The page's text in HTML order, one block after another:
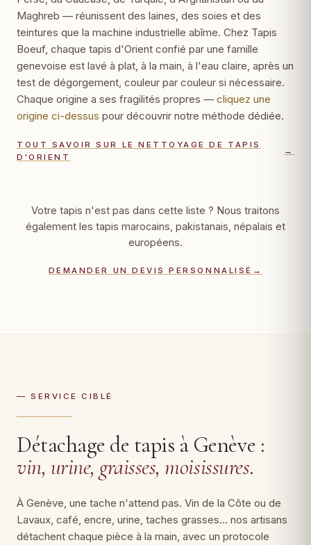
Maghreb — réunissent des laines, des soies et des
teintures que la machine industrielle abîme. Chez Tapis
Boeuf, chaque tapis d'Orient confié par une famille
genevoise est lavé à plat, à la main, à l'eau claire, après un
test de dégorgement, couleur par couleur si nécessaire.
Chaque origine a ses fragilités propres — cliquez une
origine ci-dessus pour découvrir notre méthode dédiée.
TOUT SAVOIR SUR LE NETTOYAGE DE TAPIS
D'ORIENT
→
Votre tapis n'est pas dans cette liste ? Nous traitons
également les tapis marocains, pakistanais, népalais et
européens.
DEMANDER UN DEVIS PERSONNALISÉ →
— SERVICE CIBLÉ
Détachage de tapis à Genève :
vin, urine, graisses, moisissures.
À Genève, une tache n'attend pas. Vin de la Côte ou de
Lavaux, café, encre, urine, taches grasses… nos artisans
détachent chaque pièce à la main, avec un protocole